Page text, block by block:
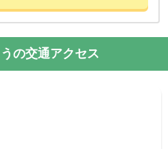
の交通アクセス